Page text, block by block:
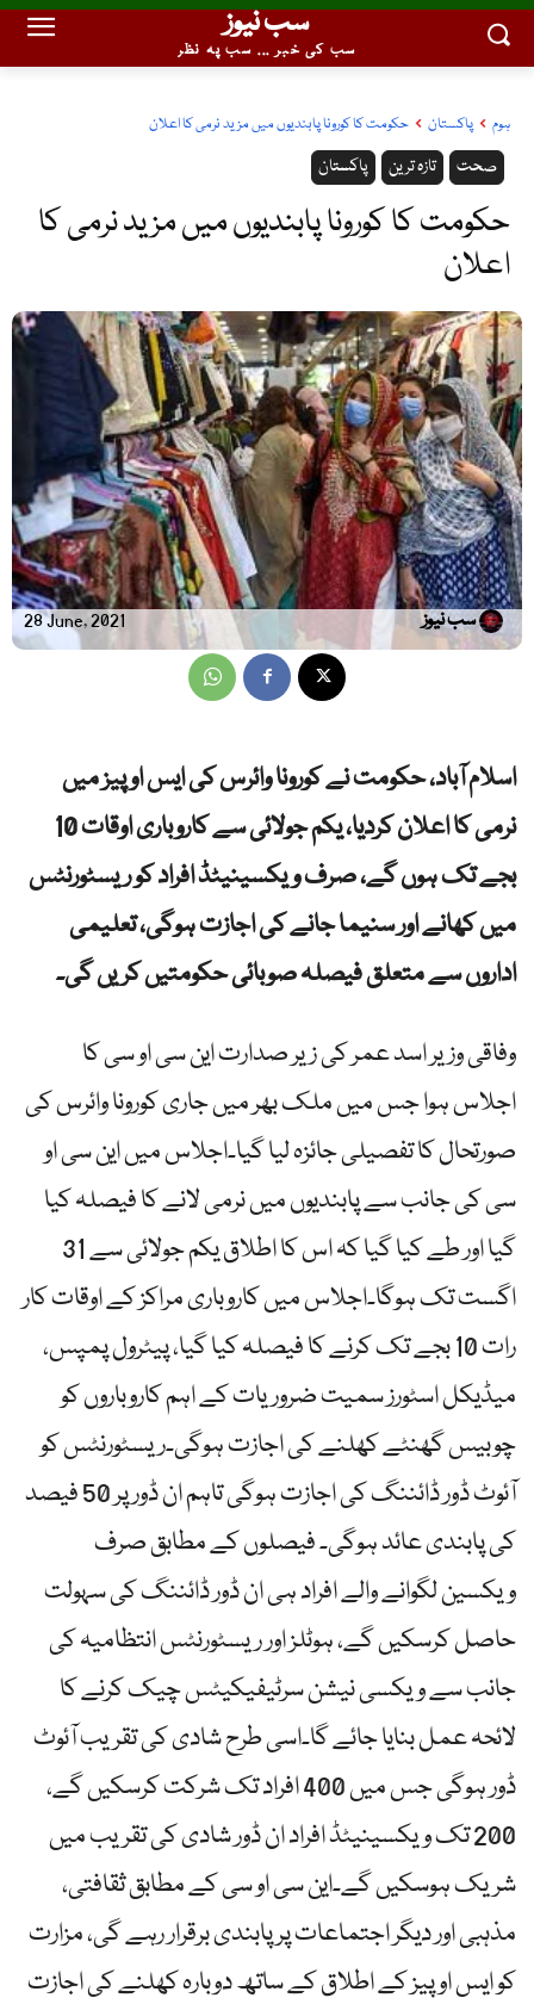
سب نیوز
سب کی خبر ... سب پہ نظر
ہوم پاکستان حکومت کا کورونا پابندیوں میں مزید نرمی کا اعلان
پاکستان تازہ ترین صحت
حکومت کا کورونا پابندیوں میں مزید نرمی کا
اعلان
28 June, 2021 سب نیوز
اسلام آباد، حکومت نے کورونا وائرس کی ایس او پیز میں
نرمی کا اعلان کردیا، یکم جولائی سے کاروباری اوقات 10
بجے تک ہوں گے، صرف ویکسینیٹڈ افراد کو ریسٹورنٹس
میں کھانے اور سنیما جانے کی اجازت ہوگی، تعلیمی
اداروں سے متعلق فیصلہ صوبائی حکومتیں کریں گی۔
وفاقی وزیر اسد عمر کی زیر صدارت این سی او سی کا
اجلاس ہوا جس میں ملک بھر میں جاری کورونا وائرس کی
صورتحال کا تفصیلی جائزہ لیا گیا۔اجلاس میں این سی او
سی کی جانب سے پابندیوں میں نرمی لانے کا فیصلہ کیا
گیا اور طے کیا گیا کہ اس کا اطلاق یکم جولائی سے 31
اگست تک ہوگا۔اجلاس میں کاروباری مراکز کے اوقات کار
رات 10 بجے تک کرنے کا فیصلہ کیا گیا، پیٹرول پمپس،
میڈیکل اسٹورز سمیت ضروریات کے اہم کاروباروں کو
چوبیس گھنٹے کھلنے کی اجازت ہوگی۔ریسٹورنٹس کو
آئوٹ ڈور ڈائننگ کی اجازت ہوگی تاہم ان ڈور پر 50 فیصد
کی پابندی عائد ہوگی۔ فیصلوں کے مطابق صرف
ویکسین لگوانے والے افراد ہی ان ڈور ڈائننگ کی سہولت
حاصل کرسکیں گے، ہوٹلز اور ریسٹورنٹس انتظامیہ کی
جانب سے ویکسی نیشن سرٹیفیکیٹس چیک کرنے کا
لائحہ عمل بنایا جائے گا۔اسی طرح شادی کی تقریب آئوٹ
ڈور ہوگی جس میں 400 افراد تک شرکت کرسکیں گے،
200 تک ویکسینیٹڈ افراد ان ڈور شادی کی تقریب میں
شریک ہوسکیں گے۔این سی او سی کے مطابق ثقافتی،
مذہبی اور دیگر اجتماعات پر پابندی برقرار رہے گی، مزارت
کو ایس او پیز کے اطلاق کے ساتھ دوبارہ کھلنے کی اجازت